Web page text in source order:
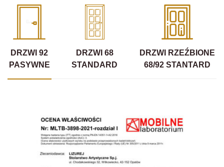
DRZWI 92
PASYWNE
DRZWI 68
STANDARD
DRZWI RZEŹBIONE
68/92 STANTARD